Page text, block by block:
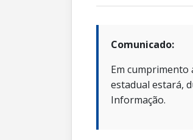
Comunicado:
Em cumprimento
estadual estará,
Informação.